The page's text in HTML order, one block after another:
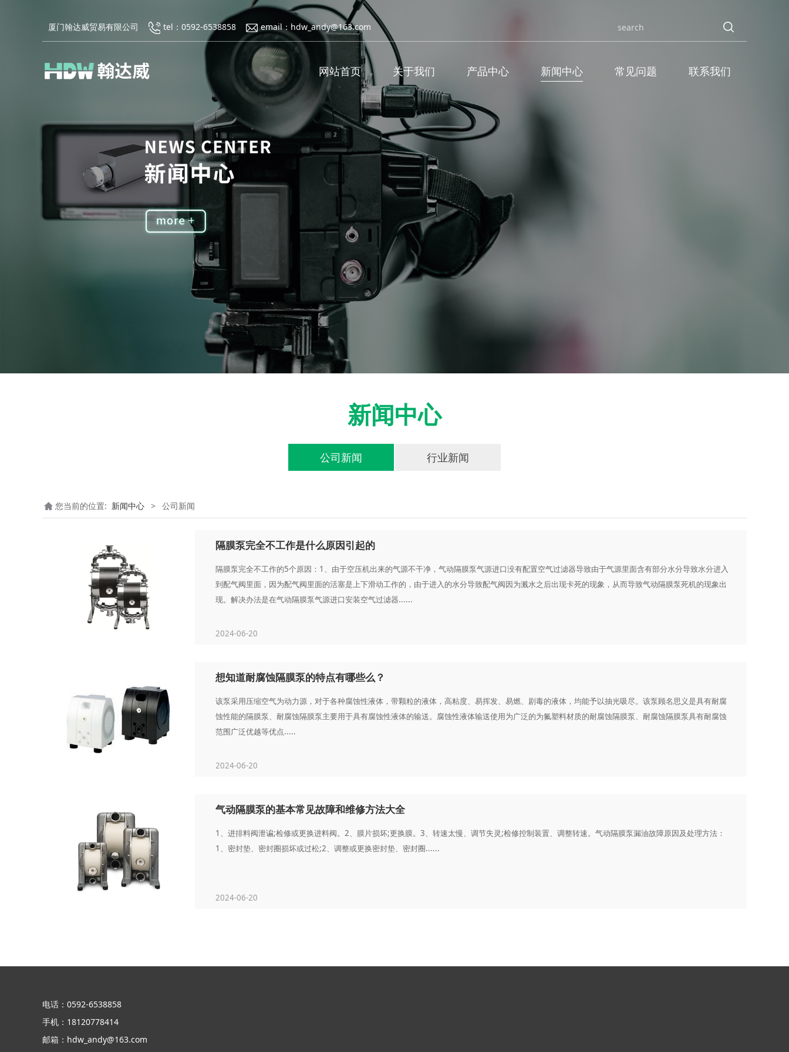
厦门翰达威贸易有限公司 tel：0592-6538858 email：hdw_andy@163.com
网站首页 关于我们 产品中心 新闻中心 常见问题 联系我们
新闻中心
公司新闻 行业新闻
您当前的位置: 新闻中心 > 公司新闻
隔膜泵完全不工作是什么原因引起的
2024-06-20
隔膜泵完全不工作的5个原因：1、由于空压机出来的气源不干净，气动隔膜泵气源进口没有配置空气过滤器导致由于气源里面含有部分水分导致水分进入
到配气阀里面，因为配气阀里面的活塞是上下滑动工作的，由于进入的水分导致配气阀因为溅水之后出现卡死的现象，从而导致气动隔膜泵死机的现象出
现。解决办法是在气动隔膜泵气源进口安装空气过滤器......
想知道耐腐蚀隔膜泵的特点有哪些么？
2024-06-20
该泵采用压缩空气为动力源，对于各种腐蚀性液体，带颗粒的液体，高粘度、易挥发、易燃、剧毒的液体，均能予以抽光吸尽。该泵顾名思义是具有耐腐
蚀性能的隔膜泵、耐腐蚀隔膜泵主要用于具有腐蚀性液体的输送。腐蚀性液体输送使用为广泛的为氟塑料材质的耐腐蚀隔膜泵、耐腐蚀隔膜泵具有耐腐蚀
范围广泛优越等优点.....
气动隔膜泵的基本常见故障和维修方法大全
2024-06-20
1、进排料阀泄谝;检修或更换进料阀。2、膜片损坏;更换膜。3、转速太慢、调节失灵;检修控制装置、调整转速。气动隔膜泵漏油故障原因及处理方法：
1、密封垫、密封圈损坏或过松;2、调整或更换密封垫、密封圈......
电话：0592-6538858
手机：18120778414
邮箱：hdw_andy@163.com